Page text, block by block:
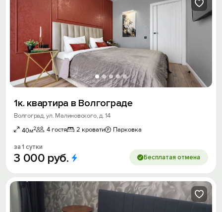
1к. квартира в Волгограде
Волгоград, ул. Малиновского, д. 14
40м2 4 гостя 2 кровати Парковка
за 1 сутки
3 000 руб. Бесплатая отмена